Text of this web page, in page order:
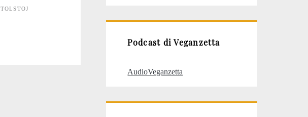
TOLSTOJ
Podcast di Veganzetta
AudioVeganzetta